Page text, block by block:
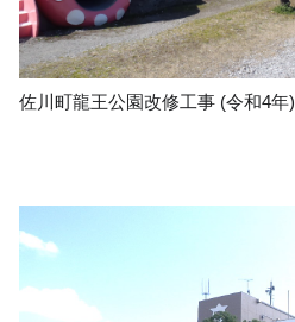
佐川町龍王公園改修工事 (令和4年)